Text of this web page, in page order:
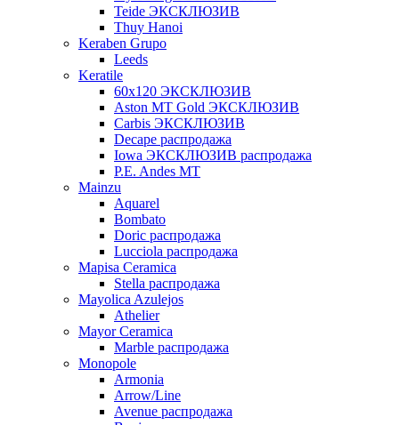
Teide ЭКСКЛЮЗИВ
Thuy Hanoi
Keraben Grupo
Leeds
Keratile
60х120 ЭКСКЛЮЗИВ
Aston MT Gold ЭКСКЛЮЗИВ
Carbis ЭКСКЛЮЗИВ
Decape распродажа
Iowa ЭКСКЛЮЗИВ распродажа
P.E. Andes MT
Mainzu
Aquarel
Bombato
Doric распродажа
Lucciola распродажа
Mapisa Ceramica
Stella распродажа
Mayolica Azulejos
Athelier
Mayor Ceramica
Marble распродажа
Monopole
Armonia
Arrow/Line
Avenue распродажа